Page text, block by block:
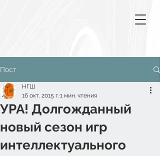
Пост
УРА! Долгожданный
новый сезон игр
интеллектуального
НГШ
16 окт. 2015 г.1 мин. чтения